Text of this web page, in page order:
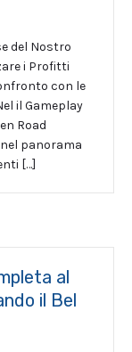
del Nostro
i Profitti
con le
il Gameplay
Road
panorama
[…]
al
il Bel